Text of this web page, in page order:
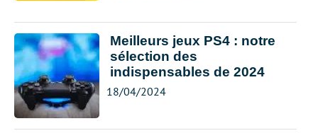
Meilleurs jeux PS4 : notre
sélection des
indispensables de 2024
18/04/2024